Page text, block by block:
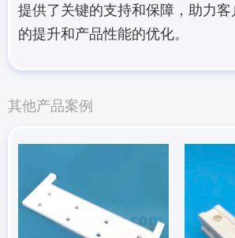
提供了关键的支持和保障，助力
的提升和产品性能的优化。
其他产品案例